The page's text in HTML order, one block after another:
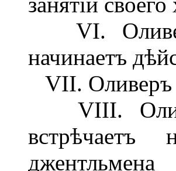
VI.
начинаетъ
VII. Оливеръ
VIII.
встрѣчаетъ
джентльмена